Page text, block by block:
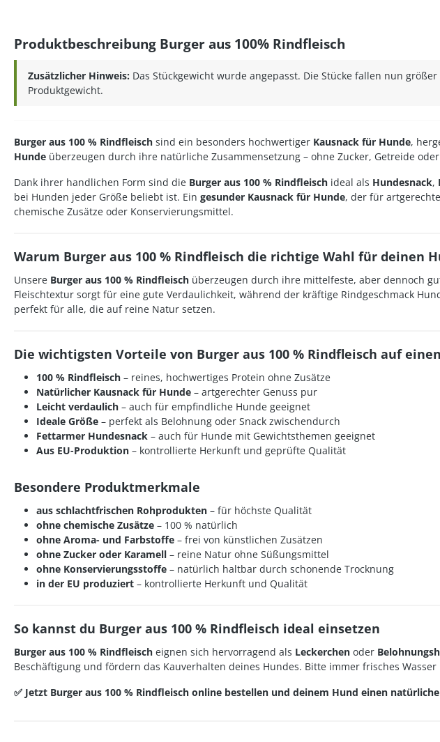
Produktbeschreibung Burger aus 100% Rindfleisch
Zusätzlicher Hinweis: Das Stückgewicht wurde angepasst. Die Stücke fallen nun
Produktgewicht.
Burger aus 100 % Rindfleisch sind ein besonders hochwertiger Kausnack für Hunde,
Hunde überzeugen durch ihre natürliche Zusammensetzung – ohne Zucker, Getreide
Dank ihrer handlichen Form sind die Burger aus 100 % Rindfleisch ideal als Hundesnack,
bei Hunden jeder Größe beliebt ist. Ein gesunder Kausnack für Hunde, der für
chemische Zusätze oder Konservierungsmittel.
Warum Burger aus 100 % Rindfleisch die richtige Wahl für deinen
Unsere Burger aus 100 % Rindfleisch überzeugen durch ihre mittelfeste, aber dennoch
Fleischtextur sorgt für eine gute Verdaulichkeit, während der kräftige Rindgeschmack
perfekt für alle, die auf reine Natur setzen.
Die wichtigsten Vorteile von Burger aus 100 % Rindfleisch auf
100 % Rindfleisch – reines, hochwertiges Protein ohne Zusätze
Natürlicher Kausnack für Hunde – artgerechter Genuss pur
Leicht verdaulich – auch für empfindliche Hunde geeignet
Ideale Größe – perfekt als Belohnung oder Snack zwischendurch
Fettarmer Hundesnack – auch für Hunde mit Gewichtsthemen geeignet
Aus EU-Produktion – kontrollierte Herkunft und geprüfte Qualität
Besondere Produktmerkmale
aus schlachtfrischen Rohprodukten – für höchste Qualität
ohne chemische Zusätze – 100 % natürlich
ohne Aroma- und Farbstoffe – frei von künstlichen Zusätzen
ohne Zucker oder Karamell – reine Natur ohne Süßungsmittel
ohne Konservierungsstoffe – natürlich haltbar durch schonende Trocknung
in der EU produziert – kontrollierte Herkunft und Qualität
So kannst du Burger aus 100 % Rindfleisch ideal einsetzen
Burger aus 100 % Rindfleisch eignen sich hervorragend als Leckerchen oder
Beschäftigung und fördern das Kauverhalten deines Hundes. Bitte immer frisches
✅ Jetzt Burger aus 100 % Rindfleisch online bestellen und deinem Hund einen